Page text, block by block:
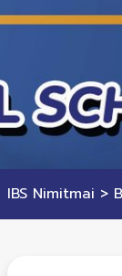
IBS Nimitmai >